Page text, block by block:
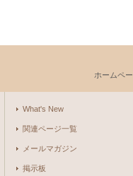
ホームペ
What's New
関連ページ一覧
メールマガジン
掲示板